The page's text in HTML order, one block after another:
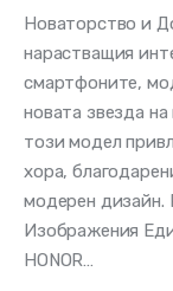
Новаторство и
нарастващия
смартфоните,
новата звезда
този модел
хора,
модерен дизайн.
Изображения
HONOR…